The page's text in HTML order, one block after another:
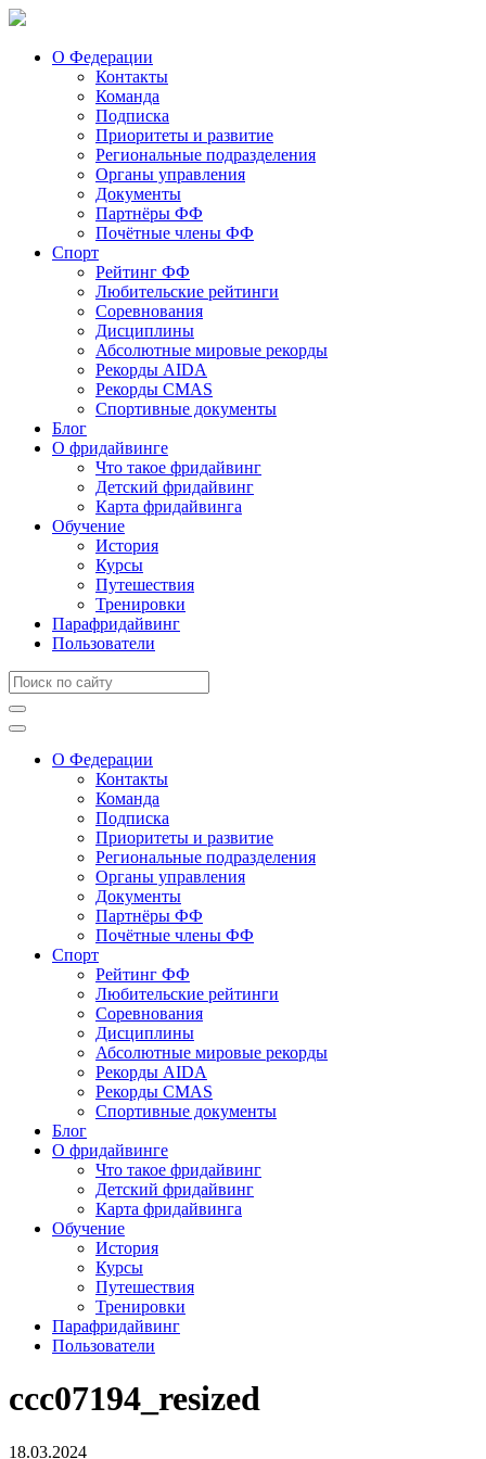
О Федерации
Контакты
Команда
Подписка
Приоритеты и развитие
Региональные подразделения
Органы управления
Документы
Партнёры ФФ
Почётные члены ФФ
Спорт
Рейтинг ФФ
Любительские рейтинги
Соревнования
Дисциплины
Абсолютные мировые рекорды
Рекорды AIDA
Рекорды CMAS
Спортивные документы
Блог
О фридайвинге
Что такое фридайвинг
Детский фридайвинг
Карта фридайвинга
Обучение
История
Курсы
Путешествия
Тренировки
Парафридайвинг
Пользователи
О Федерации
Контакты
Команда
Подписка
Приоритеты и развитие
Региональные подразделения
Органы управления
Документы
Партнёры ФФ
Почётные члены ФФ
Спорт
Рейтинг ФФ
Любительские рейтинги
Соревнования
Дисциплины
Абсолютные мировые рекорды
Рекорды AIDA
Рекорды CMAS
Спортивные документы
Блог
О фридайвинге
Что такое фридайвинг
Детский фридайвинг
Карта фридайвинга
Обучение
История
Курсы
Путешествия
Тренировки
Парафридайвинг
Пользователи
ccc07194_resized
18.03.2024